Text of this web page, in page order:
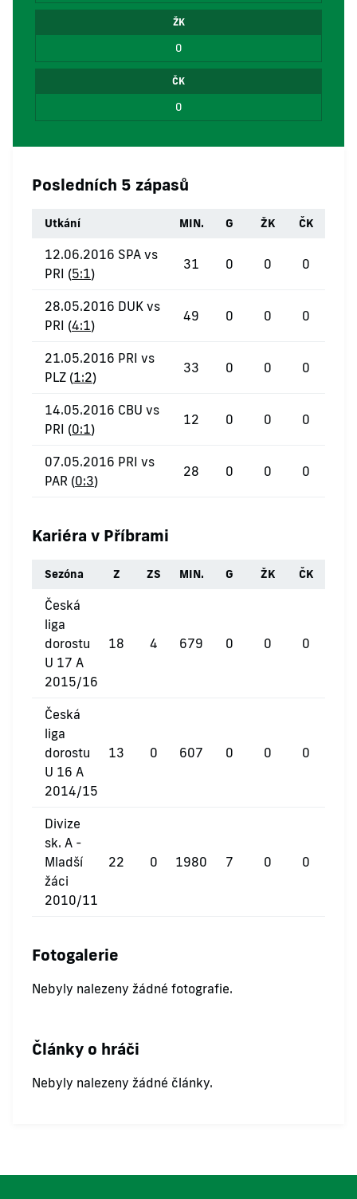
ŽK
0
ČK
0
Posledních 5 zápasů
Utkání MIN. G ŽK ČK
12.06.2016 SPA vs
PRI (5:1)
31 0 0 0
28.05.2016 DUK vs
PRI (4:1)
49 0 0 0
21.05.2016 PRI vs
PLZ (1:2)
33 0 0 0
14.05.2016 CBU vs
PRI (0:1)
12 0 0 0
07.05.2016 PRI vs
PAR (0:3)
28 0 0 0
Kariéra v Příbrami
Sezóna Z ZS MIN. G ŽK ČK
Česká
liga
dorostu
U 17 A
2015/16
18 4 679 0 0 0
Česká
liga
dorostu
U 16 A
2014/15
13 0 607 0 0 0
Divize
sk. A -
Mladší
žáci
2010/11
22 0 1980 7 0 0
Fotogalerie
Nebyly nalezeny žádné fotografie.
Články o hráči
Nebyly nalezeny žádné články.